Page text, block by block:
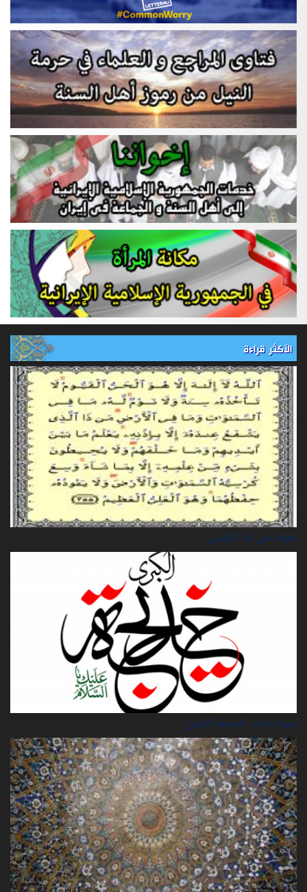
الأكثر قراءة
تعرف على آية الكرسي
سيرة‌ جناب "خديجة‌ الكبرى"